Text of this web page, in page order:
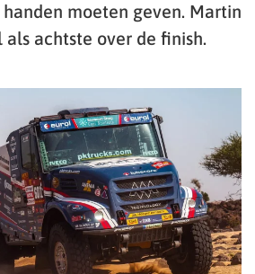
moeten geven. Martin
achtste over de finish.